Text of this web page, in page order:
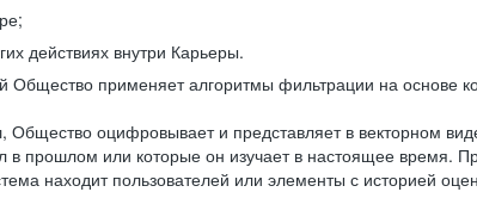
действиях внутри Карьеры.
применяет алгоритмы фильтрации на основе
оцифровывает и представляет в векторном
в прошлом или которые он изучает в настоящее время.
находит пользователей или элементы с историей